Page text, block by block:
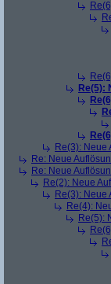
Re(5):
Re(3): Neue
Re: Neue
Re: Neue
Re(2): Neue
Re(3): Neue
Re(4):
Re(5):